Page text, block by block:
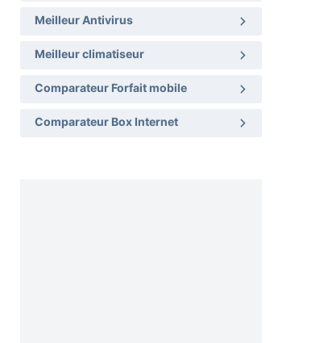
Meilleur Antivirus
Meilleur climatiseur
Comparateur Forfait mobile
Comparateur Box Internet